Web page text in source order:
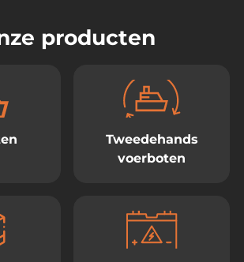
producten
Tweedehands
voerboten